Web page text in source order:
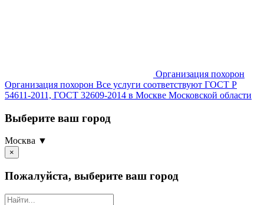
Организация похорон
Организация похорон Все услуги соответствуют ГОСТ Р
54611-2011, ГОСТ 32609-2014 в Москве Московской области
Выберите ваш город
Москва ▼
×
Пожалуйста, выберите ваш город